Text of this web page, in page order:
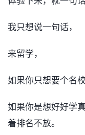
我只想说一句话，
来留学，
如果你只想要个名
如果你是想好好学
着排名不放。